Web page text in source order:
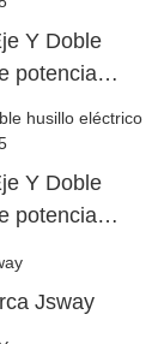
Y Doble
potencia
Y Doble
potencia
Jsway